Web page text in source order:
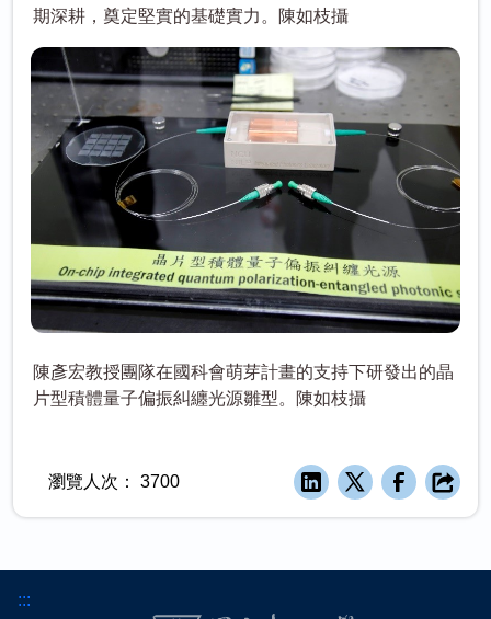
期深耕，奠定堅實的基礎實力。陳如枝攝
陳彥宏教授團隊在國科會萌芽計畫的支持下研發出的晶
片型積體量子偏振糾纏光源雛型。陳如枝攝
瀏覽人次： 3700
:::